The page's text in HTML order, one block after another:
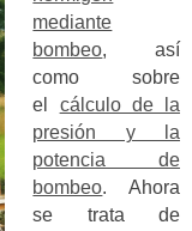
mediante
bombeo, así
como sobre
el cálculo de la
presión y la
potencia de
bombeo. Ahora
se trata de